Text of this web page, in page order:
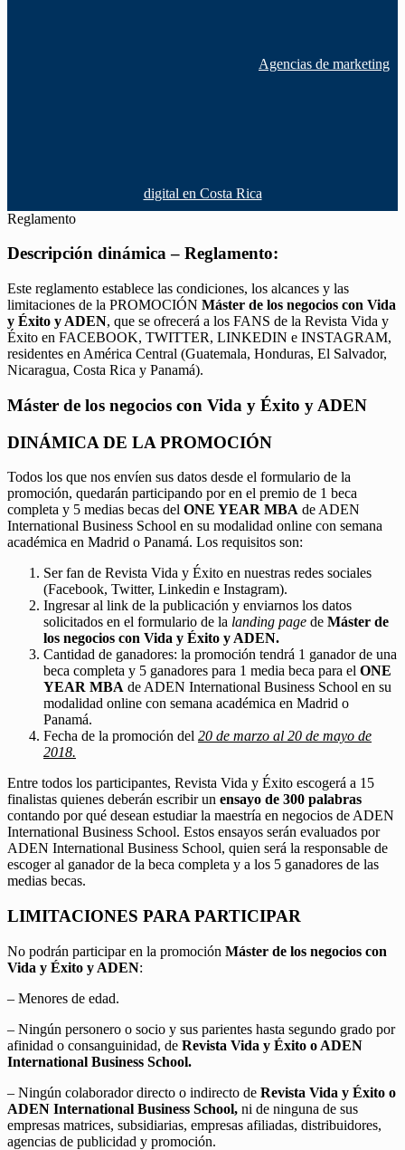
Agencias de marketing
digital en Costa Rica
Reglamento
Descripción dinámica – Reglamento:
Este reglamento establece las condiciones, los alcances y las
limitaciones de la PROMOCIÓN Máster de los negocios con Vida
y Éxito y ADEN, que se ofrecerá a los FANS de la Revista Vida y
Éxito en FACEBOOK, TWITTER, LINKEDIN e INSTAGRAM,
residentes en América Central (Guatemala, Honduras, El Salvador,
Nicaragua, Costa Rica y Panamá).
Máster de los negocios con Vida y Éxito y ADEN
DINÁMICA DE LA PROMOCIÓN
Todos los que nos envíen sus datos desde el formulario de la
promoción, quedarán participando por en el premio de 1 beca
completa y 5 medias becas del ONE YEAR MBA de ADEN
International Business School en su modalidad online con semana
académica en Madrid o Panamá. Los requisitos son:
Ser fan de Revista Vida y Éxito en nuestras redes sociales
(Facebook, Twitter, Linkedin e Instagram).
Ingresar al link de la publicación y enviarnos los datos
solicitados en el formulario de la landing page de Máster de
los negocios con Vida y Éxito y ADEN.
Cantidad de ganadores: la promoción tendrá 1 ganador de una
beca completa y 5 ganadores para 1 media beca para el ONE
YEAR MBA de ADEN International Business School en su
modalidad online con semana académica en Madrid o
Panamá.
Fecha de la promoción del 20 de marzo al 20 de mayo de
2018.
Entre todos los participantes, Revista Vida y Éxito escogerá a 15
finalistas quienes deberán escribir un ensayo de 300 palabras
contando por qué desean estudiar la maestría en negocios de ADEN
International Business School. Estos ensayos serán evaluados por
ADEN International Business School, quien será la responsable de
escoger al ganador de la beca completa y a los 5 ganadores de las
medias becas.
LIMITACIONES PARA PARTICIPAR
No podrán participar en la promoción Máster de los negocios con
Vida y Éxito y ADEN:
– Menores de edad.
– Ningún personero o socio y sus parientes hasta segundo grado por
afinidad o consanguinidad, de Revista Vida y Éxito o ADEN
International Business School.
– Ningún colaborador directo o indirecto de Revista Vida y Éxito o
ADEN International Business School, ni de ninguna de sus
empresas matrices, subsidiarias, empresas afiliadas, distribuidores,
agencias de publicidad y promoción.